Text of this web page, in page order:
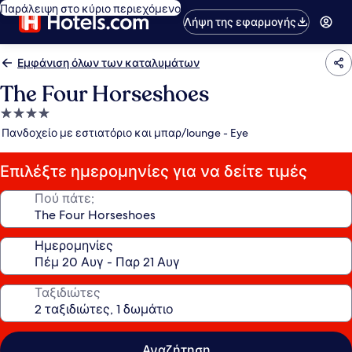
Παράλειψη στο κύριο περιεχόμενο
Λήψη της εφαρμογής
Εμφάνιση όλων των καταλυμάτων
The Four Horseshoes
Κατάλυμα
με
αστέρια
Πανδοχείο με εστιατόριο και μπαρ/lounge - Eye
Επιλέξτε ημερομηνίες για να δείτε τιμές
Πού πάτε;
Ημερομηνίες
Ταξιδιώτες